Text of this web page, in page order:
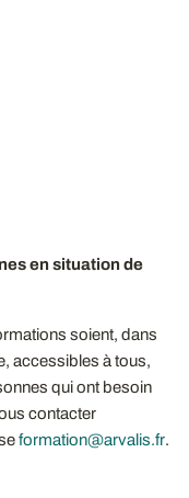
en situation de
soient, dans
accessibles à tous,
qui ont besoin
contacter
formation@arvalis.fr.​